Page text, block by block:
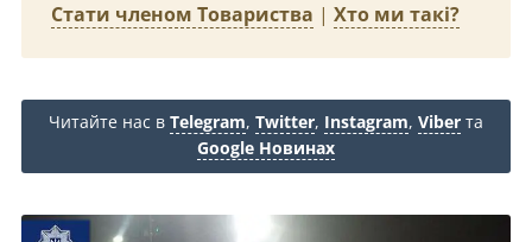
Стати членом Товариства | Хто ми такі?
Читайте нас в Telegram, Twitter, Instagram, Viber та
Google Новинах